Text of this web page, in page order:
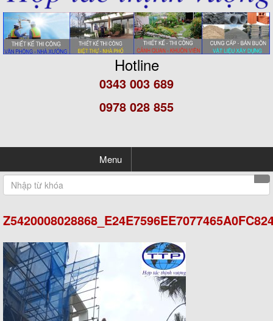
Hotline
0343 003 689
0978 028 855
Menu